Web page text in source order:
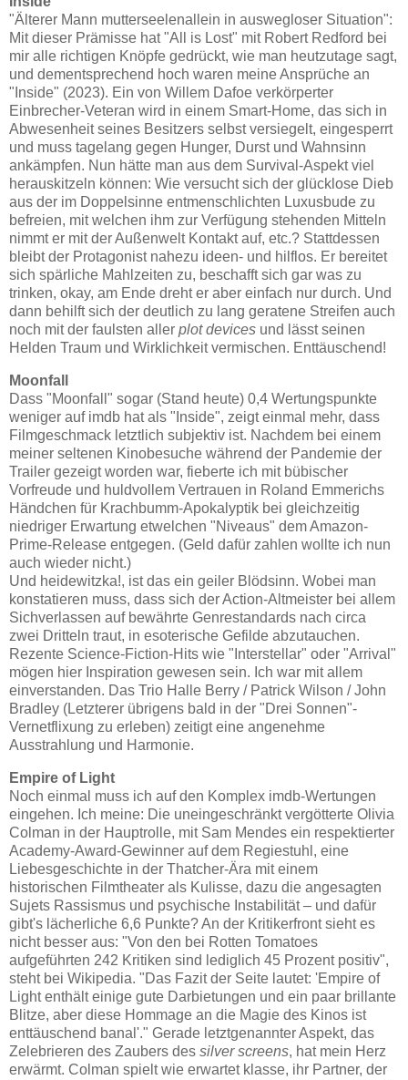
"Älterer Mann mutterseelenallein in auswegloser Situation":
Mit dieser Prämisse hat "All is Lost" mit Robert Redford bei
mir alle richtigen Knöpfe gedrückt, wie man heutzutage sagt,
und dementsprechend hoch waren meine Ansprüche an
"Inside" (2023). Ein von Willem Dafoe verkörperter
Einbrecher-Veteran wird in einem Smart-Home, das sich in
Abwesenheit seines Besitzers selbst versiegelt, eingesperrt
und muss tagelang gegen Hunger, Durst und Wahnsinn
ankämpfen. Nun hätte man aus dem Survival-Aspekt viel
herauskitzeln können: Wie versucht sich der glücklose Dieb
aus der im Doppelsinne entmenschlichten Luxusbude zu
befreien, mit welchen ihm zur Verfügung stehenden Mitteln
nimmt er mit der Außenwelt Kontakt auf, etc.? Stattdessen
bleibt der Protagonist nahezu ideen- und hilflos. Er bereitet
sich spärliche Mahlzeiten zu, beschafft sich gar was zu
trinken, okay, am Ende dreht er aber einfach nur durch. Und
dann behilft sich der deutlich zu lang geratene Streifen auch
noch mit der faulsten aller plot devices und lässt seinen
Helden Traum und Wirklichkeit vermischen. Enttäuschend!
Moonfall
Dass "Moonfall" sogar (Stand heute) 0,4 Wertungspunkte
weniger auf imdb hat als "Inside", zeigt einmal mehr, dass
Filmgeschmack letztlich subjektiv ist. Nachdem bei einem
meiner seltenen Kinobesuche während der Pandemie der
Trailer gezeigt worden war, fieberte ich mit bübischer
Vorfreude und huldvollem Vertrauen in Roland Emmerichs
Händchen für Krachbumm-Apokalyptik bei gleichzeitig
niedriger Erwartung etwelchen "Niveaus" dem Amazon-
Prime-Release entgegen. (Geld dafür zahlen wollte ich nun
auch wieder nicht.)
Und heidewitzka!, ist das ein geiler Blödsinn. Wobei man
konstatieren muss, dass sich der Action-Altmeister bei allem
Sichverlassen auf bewährte Genrestandards nach circa
zwei Dritteln traut, in esoterische Gefilde abzutauchen.
Rezente Science-Fiction-Hits wie "Interstellar" oder "Arrival"
mögen hier Inspiration gewesen sein. Ich war mit allem
einverstanden. Das Trio Halle Berry / Patrick Wilson / John
Bradley (Letzterer übrigens bald in der "Drei Sonnen"-
Vernetflixung zu erleben) zeitigt eine angenehme
Ausstrahlung und Harmonie.
Empire of Light
Noch einmal muss ich auf den Komplex imdb-Wertungen
eingehen. Ich meine: Die uneingeschränkt vergötterte Olivia
Colman in der Hauptrolle, mit Sam Mendes ein respektierter
Academy-Award-Gewinner auf dem Regiestuhl, eine
Liebesgeschichte in der Thatcher-Ära mit einem
historischen Filmtheater als Kulisse, dazu die angesagten
Sujets Rassismus und psychische Instabilität – und dafür
gibt's lächerliche 6,6 Punkte? An der Kritikerfront sieht es
nicht besser aus: "Von den bei Rotten Tomatoes
aufgeführten 242 Kritiken sind lediglich 45 Prozent positiv",
steht bei Wikipedia. "Das Fazit der Seite lautet: 'Empire of
Light enthält einige gute Darbietungen und ein paar brillante
Blitze, aber diese Hommage an die Magie des Kinos ist
enttäuschend banal'." Gerade letztgenannter Aspekt, das
Zelebrieren des Zaubers des silver screens, hat mein Herz
erwärmt. Colman spielt wie erwartet klasse, ihr Partner, der